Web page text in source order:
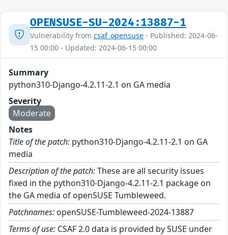
OPENSUSE-SU-2024:13887-1
Vulnerability from csaf_opensuse - Published: 2024-06-
15 00:00 - Updated: 2024-06-15 00:00
Summary
python310-Django-4.2.11-2.1 on GA media
Severity
Moderate
Notes
Title of the patch: python310-Django-4.2.11-2.1 on GA
media
Description of the patch:These are all security issues
fixed in the python310-Django-4.2.11-2.1 package on
the GA media of openSUSE Tumbleweed.
Patchnames: openSUSE-Tumbleweed-2024-13887
Terms of use: CSAF 2.0 data is provided by SUSE under